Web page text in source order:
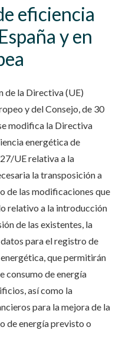
eficiencia
y en
de la Directiva (UE)
y del Consejo, de 30
modifica la Directiva
energética de
UE relativa a la
la transposición a
de las modificaciones que
relativo a la introducción
de las existentes, la
para el registro de
que permitirán
consumo de energía
así como la
para la mejora de la
de energía previsto o